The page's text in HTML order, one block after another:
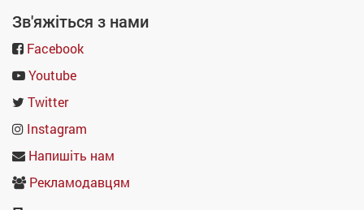
Зв'яжіться з нами
Facebook
Youtube
Twitter
Instagram
Напишіть нам
Рекламодавцям